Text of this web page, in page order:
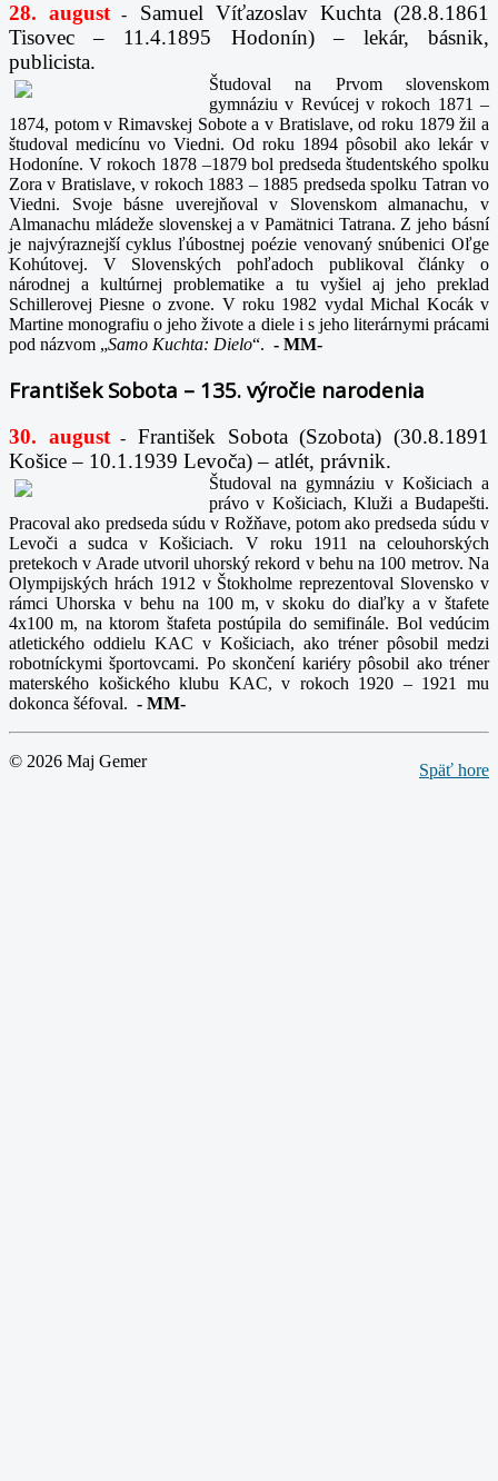
28. august -
Samuel Víťazoslav Kuchta (28.8.1861
Tisovec – 11.4.1895 Hodonín) – lekár, básnik,
publicista.
Študoval na Prvom slovenskom
gymnáziu v Revúcej v rokoch 1871 –
1874, potom v Rimavskej Sobote a v Bratislave, od roku 1879 žil a
študoval medicínu vo Viedni. Od roku 1894 pôsobil ako lekár v
Hodoníne. V rokoch 1878 –1879 bol predseda študentského spolku
Zora v Bratislave, v rokoch 1883 – 1885 predseda spolku Tatran vo
Viedni. Svoje básne uverejňoval v Slovenskom almanachu, v
Almanachu mládeže slovenskej a v Pamätnici Tatrana. Z jeho básní
je najvýraznejší cyklus ľúbostnej poézie venovaný snúbenici Oľge
Kohútovej. V Slovenských pohľadoch publikoval články o
národnej a kultúrnej problematike a tu vyšiel aj jeho preklad
Schillerovej Piesne o zvone. V roku 1982 vydal Michal Kocák v
Martine monografiu o jeho živote a diele i s jeho literárnymi prácami
pod názvom „Samo Kuchta: Dielo“. - MM-
František Sobota – 135. výročie narodenia
30. august-
František Sobota (Szobota) (30.8.1891
Košice – 10.1.1939 Levoča) – atlét, právnik.
Študoval na gymnáziu v Košiciach a
právo v Košiciach, Kluži a Budapešti.
Pracoval ako predseda súdu v Rožňave, potom ako predseda súdu v
Levoči a sudca v Košiciach. V roku 1911 na celouhorských
pretekoch v Arade utvoril uhorský rekord v behu na 100 metrov. Na
Olympijských hrách 1912 v Štokholme reprezentoval Slovensko v
rámci Uhorska v behu na 100 m, v skoku do diaľky a v štafete
4x100 m, na ktorom štafeta postúpila do semifinále. Bol vedúcim
atletického oddielu KAC v Košiciach, ako tréner pôsobil medzi
robotníckymi športovcami. Po skončení kariéry pôsobil ako tréner
materského košického klubu KAC, v rokoch 1920 – 1921 mu
dokonca šéfoval. - MM-
Späť hore
© 2026 Maj Gemer